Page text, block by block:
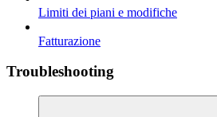
Limiti dei piani e modifiche
Fatturazione
Troubleshooting